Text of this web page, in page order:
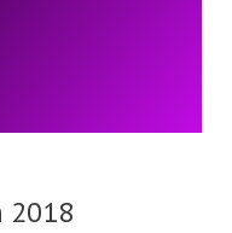
2018